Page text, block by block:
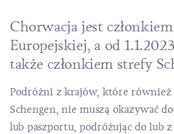
Chorwacja jest
Europejskiej, a od 1.1.2023
także członkiem strefy
Podróżni z krajów, które również
Schengen, nie muszą okazywać
lub paszportu, podróżując do lub